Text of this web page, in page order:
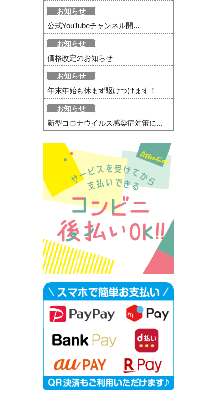
お知らせ
公式YouTubeチャンネル開...
お知らせ
価格改定のお知らせ
お知らせ
年末年始も休まず駆けつけます！
お知らせ
新型コロナウイルス感染症対策に...